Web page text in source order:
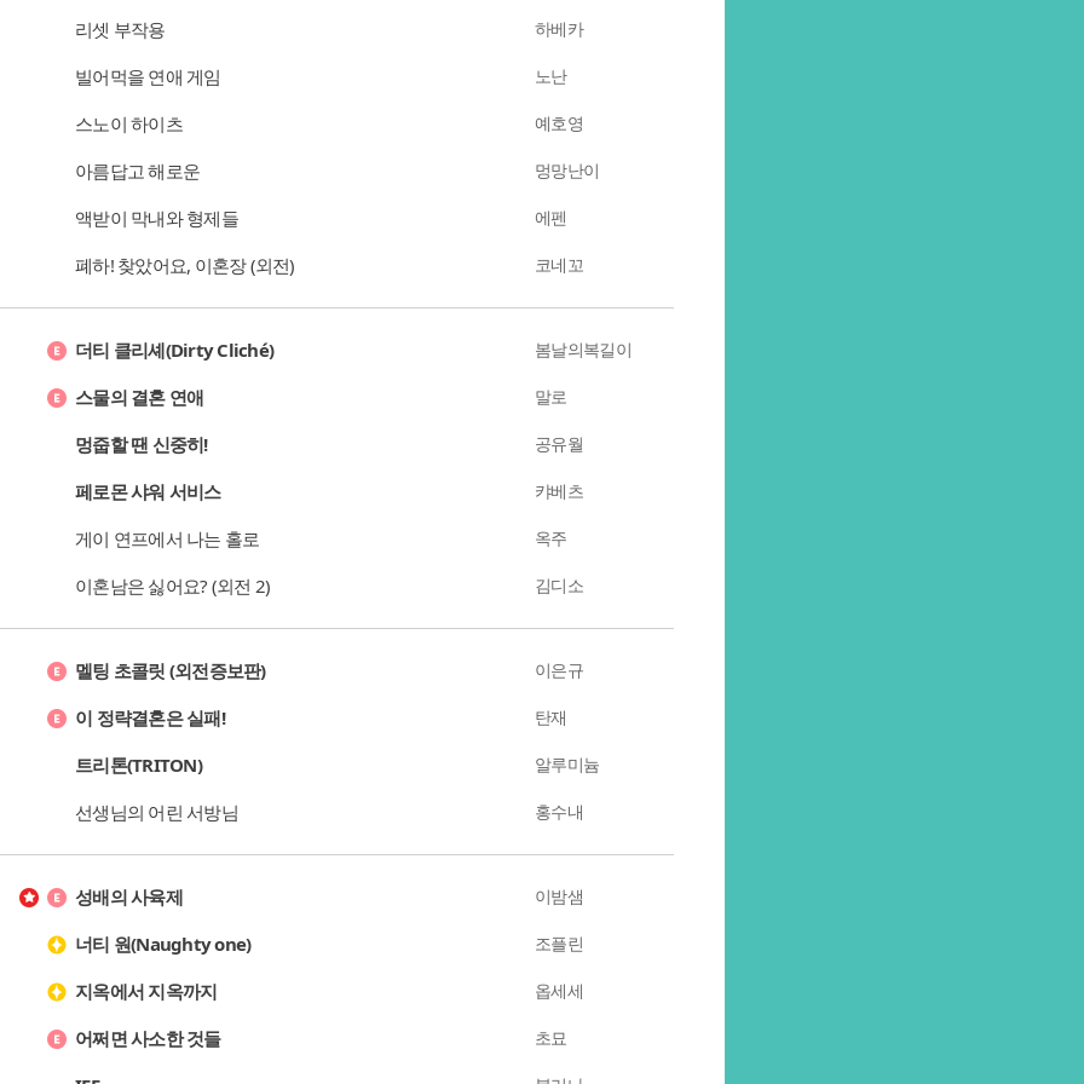
리셋 부작용 하베카
빌어먹을 연애 게임 노난
스노이 하이츠 예호영
아름답고 해로운 멍망난이
액받이 막내와 형제들 에펜
폐하! 찾았어요, 이혼장 (외전) 코네꼬
더티 클리셰(Dirty Cliché) 봄날의복길이
스물의 결혼 연애 말로
멍줍할 땐 신중히! 공유월
페로몬 샤워 서비스 캬베츠
게이 연프에서 나는 홀로 옥주
이혼남은 싫어요? (외전 2) 김디소
멜팅 초콜릿 (외전증보판) 이은규
이 정략결혼은 실패! 탄재
트리톤(TRITON) 알루미늄
선생님의 어린 서방님 홍수내
성배의 사육제 이밤샘
너티 원(Naughty one) 조플린
지옥에서 지옥까지 옵세세
어쩌면 사소한 것들 초묘